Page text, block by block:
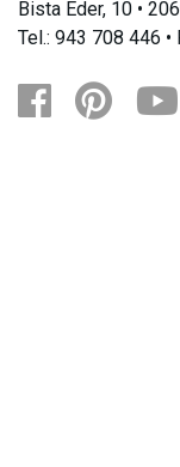
Bista Eder, 10 •
Tel.: 943 708 446 •